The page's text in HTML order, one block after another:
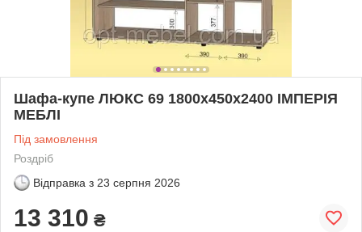
Шафа-купе ЛЮКС 69 1800x450x2400 ІМПЕРIЯ
МЕБЛI
Під замовлення
Роздріб
Відправка з 23 серпня 2026
13 310 ₴